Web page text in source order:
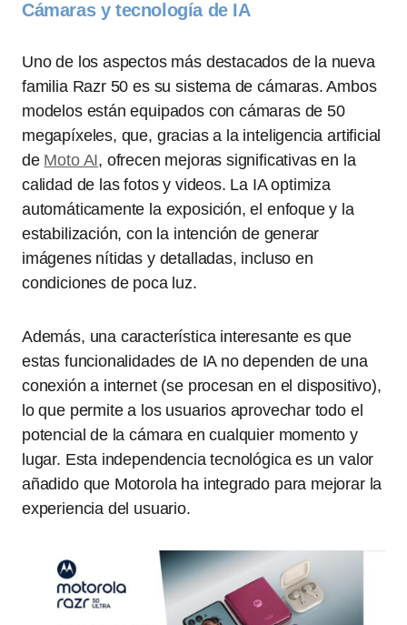
Cámaras y tecnología de IA
Uno de los aspectos más destacados de la nueva
familia Razr 50 es su sistema de cámaras. Ambos
modelos están equipados con cámaras de 50
megapíxeles, que, gracias a la inteligencia artificial
de Moto AI, ofrecen mejoras significativas en la
calidad de las fotos y videos. La IA optimiza
automáticamente la exposición, el enfoque y la
estabilización, con la intención de generar
imágenes nítidas y detalladas, incluso en
condiciones de poca luz.
Además, una característica interesante es que
estas funcionalidades de IA no dependen de una
conexión a internet (se procesan en el dispositivo),
lo que permite a los usuarios aprovechar todo el
potencial de la cámara en cualquier momento y
lugar. Esta independencia tecnológica es un valor
añadido que Motorola ha integrado para mejorar la
experiencia del usuario.